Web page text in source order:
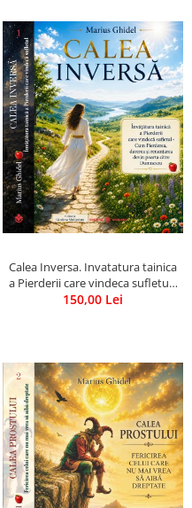
Calea Inversa. Invatatura tainica
a Pierderii care vindeca sufletul -
Cum Pierderea, durerea si
150,00 Lei